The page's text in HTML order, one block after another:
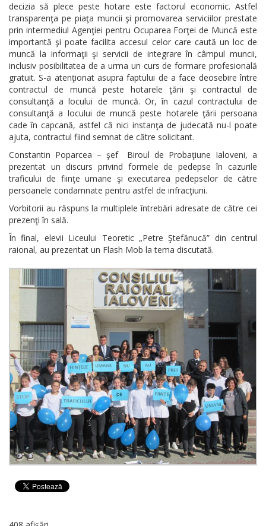
decizia să plece peste hotare este factorul economic. Astfel
transparenţa pe piaţa muncii şi promovarea serviciilor prestate
prin intermediul Agenţiei pentru Ocuparea Forţei de Muncă este
importantă şi poate facilita accesul celor care caută un loc de
muncă la informaţii şi servicii de integrare în câmpul muncii,
inclusiv posibilitatea de a urma un curs de formare profesională
gratuit. S-a atenţionat asupra faptului de a face deosebire între
contractul de muncă peste hotarele ţării şi contractul de
consultanţă a locului de muncă. Or, în cazul contractului de
consultanţă a locului de muncă peste hotarele ţării persoana
cade în capcană, astfel că nici instanţa de judecată nu-l poate
ajuta, contractul fiind semnat de către solicitant.
Constantin Poparcea – şef Biroul de Probaţiune Ialoveni, a
prezentat un discurs privind formele de pedepse în cazurile
traficului de fiinţe umane şi executarea pedepselor de către
persoanele condamnate pentru astfel de infracţiuni.
Vorbitorii au răspuns la multiplele întrebări adresate de către cei
prezenţi în sală.
În final, elevii Liceului Teoretic „Petre Ştefănucă” din centrul
raional, au prezentat un Flash Mob la tema discutată.